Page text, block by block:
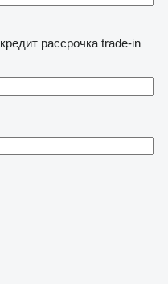
кредит рассрочка trade-in